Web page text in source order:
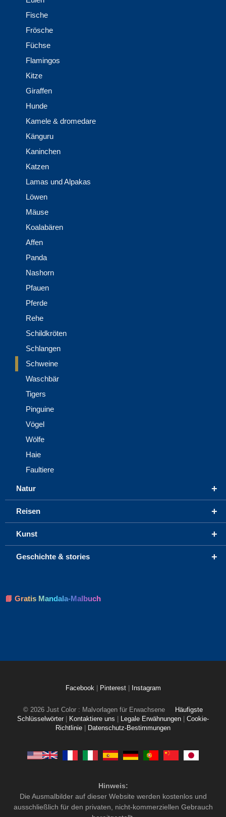
Fische
Frösche
Füchse
Flamingos
Kitze
Giraffen
Hunde
Kamele & dromedare
Känguru
Kaninchen
Katzen
Lamas und Alpakas
Löwen
Mäuse
Koalabären
Affen
Panda
Nashorn
Pfauen
Pferde
Rehe
Schildkröten
Schlangen
Schweine
Waschbär
Tigers
Pinguine
Vögel
Wölfe
Haie
Faultiere
+
Natur
+
Reisen
+
Kunst
+
Geschichte & stories
📘 Gratis Mandala-Malbuch
Facebook Pinterest Instagram
© 2026 Just Color : Malvorlagen für Erwachsene
Häufigste
Schlüsselwörter
Kontaktiere uns Legale Erwähnungen
Cookie-
Richtlinie
Datenschutz-Bestimmungen
Hinweis:
Die Ausmalbilder auf dieser Website werden kostenlos und
ausschließlich für den privaten, nicht-kommerziellen Gebrauch